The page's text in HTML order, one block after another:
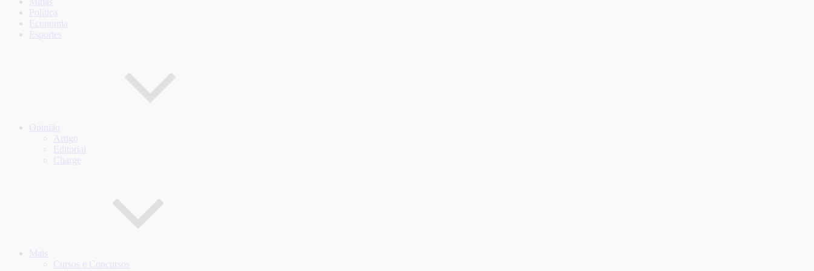
Política
Economia
Esportes
Opinião
Artigo
Editorial
Charge
Mais
Cursos e Concursos